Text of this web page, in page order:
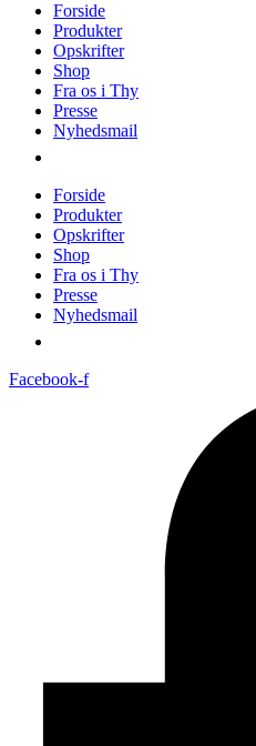
Forside
Produkter
Opskrifter
Shop
Fra os i Thy
Presse
Nyhedsmail
Forside
Produkter
Opskrifter
Shop
Fra os i Thy
Presse
Nyhedsmail
Facebook-f